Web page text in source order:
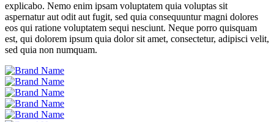
explicabo. Nemo enim ipsam voluptatem quia voluptas sit
aspernatur aut odit aut fugit, sed quia consequuntur magni dolores
eos qui ratione voluptatem sequi nesciunt. Neque porro quisquam
est, qui dolorem ipsum quia dolor sit amet, consectetur, adipisci velit,
sed quia non numquam.